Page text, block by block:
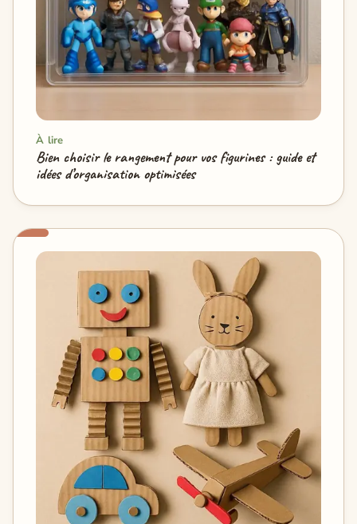
À lire
Bien choisir le rangement pour vos figurines : guide et
idées d’organisation optimisées